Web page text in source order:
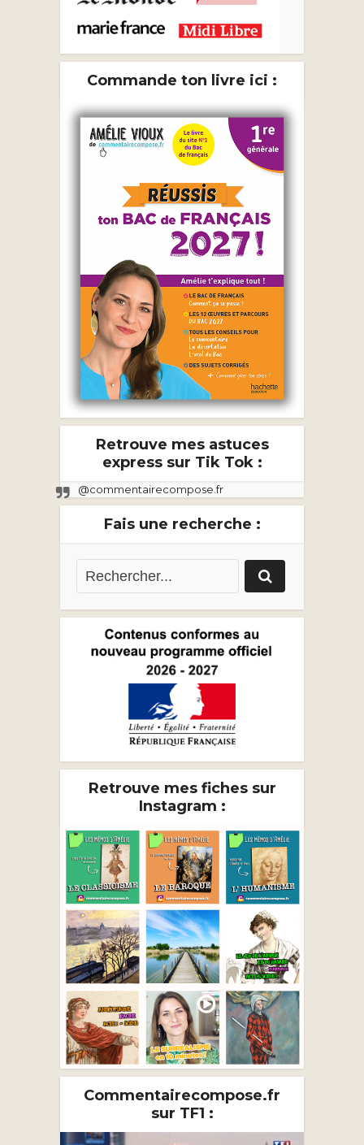
Commande ton livre ici :
Retrouve mes astuces
express sur Tik Tok :
@commentairecompose.fr
Fais une recherche :
Retrouve mes fiches sur
Instagram :
Commentairecompose.fr
sur TF1 :